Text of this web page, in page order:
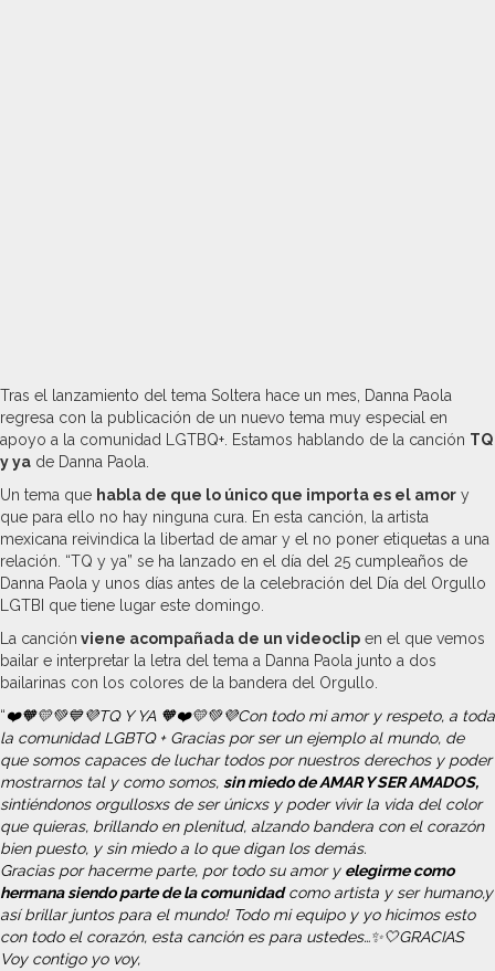
Tras el lanzamiento del tema Soltera hace un mes, Danna Paola
regresa con la publicación de un nuevo tema muy especial en
apoyo a la comunidad LGTBQ+. Estamos hablando de la canción TQ
y ya de Danna Paola.
Un tema que habla de que lo único que importa es el amor y
que para ello no hay ninguna cura. En esta canción, la artista
mexicana reivindica la libertad de amar y el no poner etiquetas a una
relación. “TQ y ya” se ha lanzado en el día del 25 cumpleaños de
Danna Paola y unos días antes de la celebración del Día del Orgullo
LGTBI que tiene lugar este domingo.
La canción viene acompañada de un videoclip en el que vemos
bailar e interpretar la letra del tema a Danna Paola junto a dos
bailarinas con los colores de la bandera del Orgullo.
“❤️🧡💛💚💙💜TQ Y YA 🧡❤️💛💚💜Con todo mi amor y respeto, a toda
la comunidad LGBTQ + Gracias por ser un ejemplo al mundo, de
que somos capaces de luchar todos por nuestros derechos y poder
mostrarnos tal y como somos, sin miedo de AMAR Y SER AMADOS,
sintiéndonos orgullosxs de ser únicxs y poder vivir la vida del color
que quieras, brillando en plenitud, alzando bandera con el corazón
bien puesto, y sin miedo a lo que digan los demás.
Gracias por hacerme parte, por todo su amor y elegirme como
hermana siendo parte de la comunidadcomo artista y ser humano,y
así brillar juntos para el mundo! Todo mi equipo y yo hicimos esto
con todo el corazón, esta canción es para ustedes…✨🤍GRACIAS
Voy contigo yo voy,